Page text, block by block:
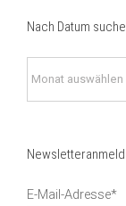
Nach Datum
Datum
E-Mail-Adresse*